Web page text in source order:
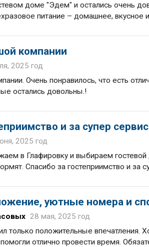
доме "Эдем" и остались очень
питание – домашнее,
компании
2025 год
Очень понравилось, что есть
остались довольны.!
и за супер
2025 год
в Глафировку и выбираем
Спасибо за гостеприимство и за
уютные номера и
28 мая, 2025 год
только положительные
отлично провести время.